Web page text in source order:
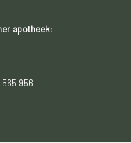
apotheek:
956